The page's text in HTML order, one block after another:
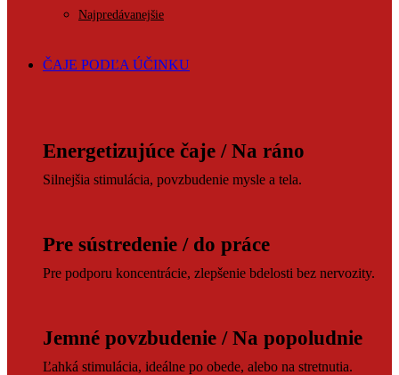
Najpredávanejšie
ČAJE PODĽA ÚČINKU
Energetizujúce čaje / Na ráno
Silnejšia stimulácia, povzbudenie mysle a tela.
Pre sústredenie / do práce
Pre podporu koncentrácie, zlepšenie bdelosti bez nervozity.
Jemné povzbudenie / Na popoludnie
Ľahká stimulácia, ideálne po obede, alebo na stretnutia.